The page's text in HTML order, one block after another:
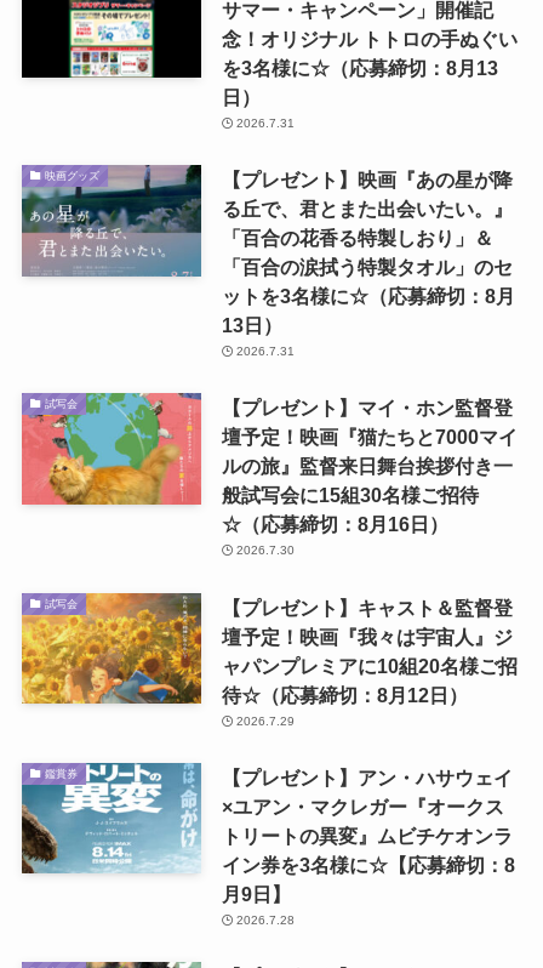
サマー・キャンペーン」開催記
念！オリジナル トトロの手ぬぐい
を3名様に☆（応募締切：8月13
日）
2026.7.31
映画グッズ
【プレゼント】映画『あの星が降
る丘で、君とまた出会いたい。』
「百合の花香る特製しおり」＆
「百合の涙拭う特製タオル」のセ
ットを3名様に☆（応募締切：8月
13日）
2026.7.31
試写会
【プレゼント】マイ・ホン監督登
壇予定！映画『猫たちと7000マイ
ルの旅』監督来日舞台挨拶付き一
般試写会に15組30名様ご招待
☆（応募締切：8月16日）
2026.7.30
試写会
【プレゼント】キャスト＆監督登
壇予定！映画『我々は宇宙人』ジ
ャパンプレミアに10組20名様ご招
待☆（応募締切：8月12日）
2026.7.29
鑑賞券
【プレゼント】アン・ハサウェイ
×ユアン・マクレガー『オークス
トリートの異変』ムビチケオンラ
イン券を3名様に☆【応募締切：8
月9日】
2026.7.28